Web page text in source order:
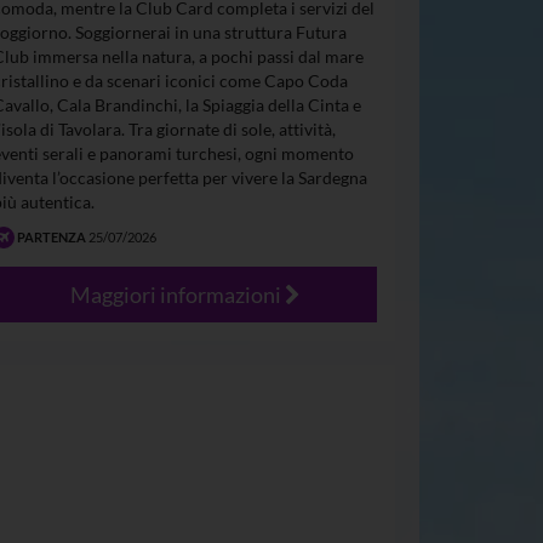
mentre la Club Card completa i servizi del
Soggiornerai in una struttura Futura
immersa nella natura, a pochi passi dal mare
e da scenari iconici come Capo Coda
Cala Brandinchi, la Spiaggia della Cinta e
di Tavolara. Tra giornate di sole, attività,
serali e panorami turchesi, ogni momento
l’occasione perfetta per vivere la Sardegna
autentica.
PARTENZA 25/07/2026
Maggiori informazioni